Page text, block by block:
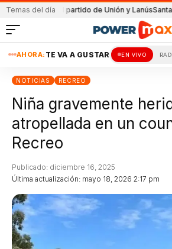
Temas del día
en el partido de Unión y LanúsSanta Fe
AHORA: TE VA A GUSTAR EN VIVO
NOTICIAS RECREO
Niña gravemente
atropellada en un
Recreo
Última actualización: mayo 18, 2026 2:17 pm
Publicado: diciembre 16, 2025